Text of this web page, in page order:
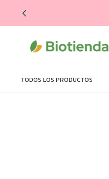
TODOS LOS PRODUCTOS